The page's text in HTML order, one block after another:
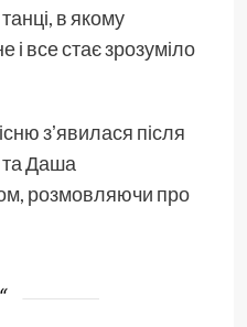
в якому
і все стає зрозуміло
зʼявилася після
та Даша
розмовляючи про